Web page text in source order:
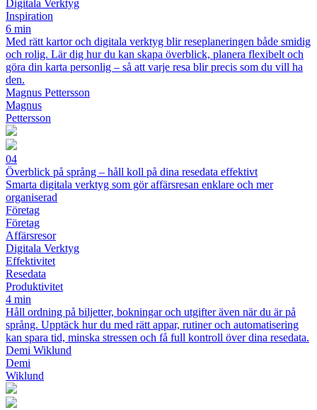
Digitala Verktyg
Inspiration
6 min
Med rätt kartor och digitala verktyg blir reseplaneringen både smidig
och rolig. Lär dig hur du kan skapa överblick, planera flexibelt och
göra din karta personlig – så att varje resa blir precis som du vill ha
den.
Magnus Pettersson
Magnus
Pettersson
04
Överblick på språng – håll koll på dina resedata effektivt
Smarta digitala verktyg som gör affärsresan enklare och mer
organiserad
Företag
Företag
Affärsresor
Digitala Verktyg
Effektivitet
Resedata
Produktivitet
4 min
Håll ordning på biljetter, bokningar och utgifter även när du är på
språng. Upptäck hur du med rätt appar, rutiner och automatisering
kan spara tid, minska stressen och få full kontroll över dina resedata.
Demi Wiklund
Demi
Wiklund